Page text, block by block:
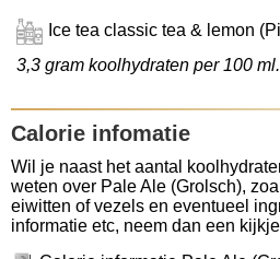
Ice tea classic tea & lemon
3,3 gram koolhydraten per 100 ml.
Calorie infomatie
Wil je naast het aantal
weten over Pale Ale (Grolsch),
eiwitten of vezels en eventueel
informatie etc, neem dan een